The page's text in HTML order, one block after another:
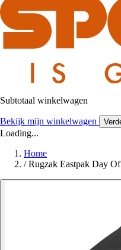
Subtotaal winkelwagen
Bekijk mijn winkelwagen
Loading...
Home
/ Rugzak Eastpak Day